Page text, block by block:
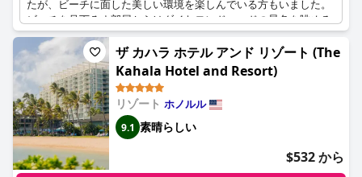
たが、ビーチに面した美しい環境を楽しんでいる方もいました。
ビーチを見下ろす部屋からはダイヤモンドヘッドの景色を眺める
ことができ、ビーチチェアでゆったりとくつろぐこともできま
す。ビーチの傾斜が気になる方もいるかもしれませんが、リゾー
トからはワイキキビーチの海岸線全体にアクセスでき、ワイキキ
のどこへ行くにも徒歩圏内です。全体として、ビーチは最高で、
便利なロケーションにより、ワイキキの美しさと魅力を満喫でき
ます。
ザ カハラ ホテル アンド リゾート (The
Kahala Hotel and Resort)
リゾート ホノルル
9.1 素晴らしい
$532 から